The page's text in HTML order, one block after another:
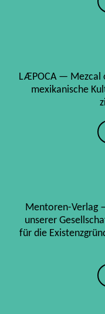
LÆPOCA — Mezcal
mexikanische
Mentoren-Verlag
unserer
für die